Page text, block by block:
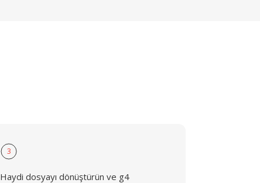
3
Haydi dosyayı dönüştürün ve g4